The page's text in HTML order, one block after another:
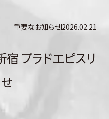
重要なお知らせ2026.02.21
プラドエピスリ